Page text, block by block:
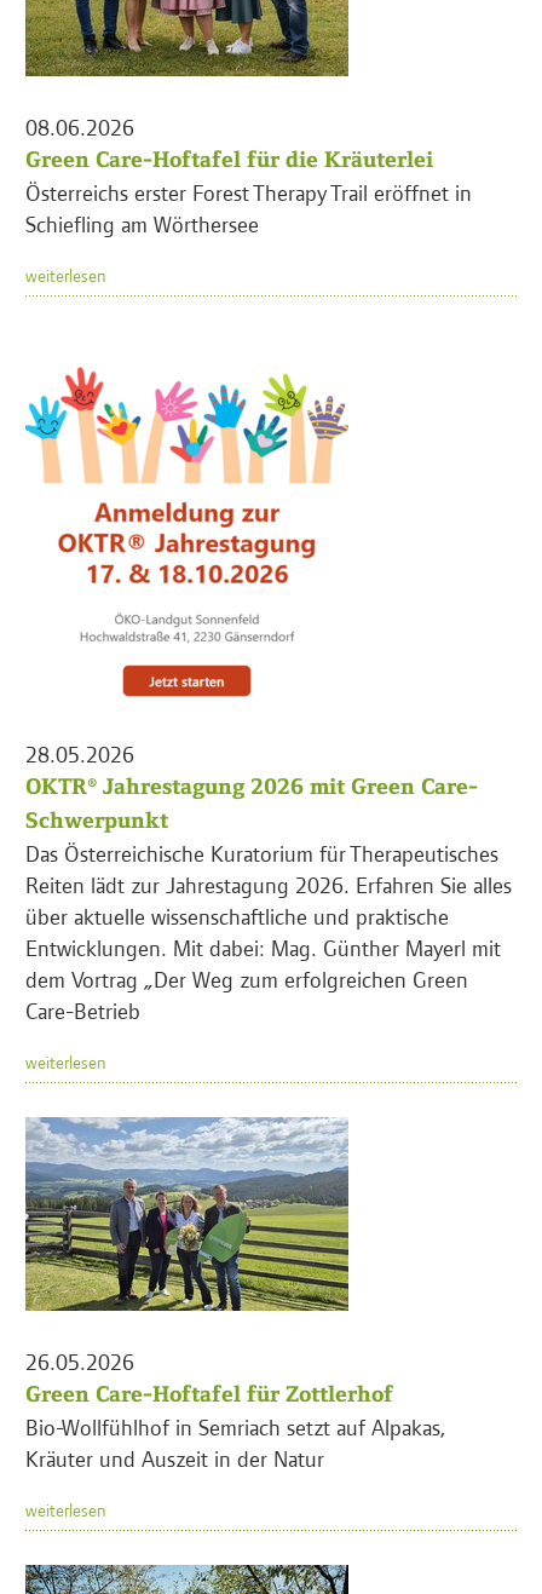
08.06.2026
Green Care-Hoftafel für die Kräuterlei
Österreichs erster Forest Therapy Trail eröffnet in
Schiefling am Wörthersee
weiterlesen
28.05.2026
OKTR® Jahrestagung 2026 mit Green Care-
Schwerpunkt
Das Österreichische Kuratorium für Therapeutisches
Reiten lädt zur Jahrestagung 2026. Erfahren Sie alles
über aktuelle wissenschaftliche und praktische
Entwicklungen. Mit dabei: Mag. Günther Mayerl mit
dem Vortrag „Der Weg zum erfolgreichen Green
Care-Betrieb
weiterlesen
26.05.2026
Green Care-Hoftafel für Zottlerhof
Bio-Wollfühlhof in Semriach setzt auf Alpakas,
Kräuter und Auszeit in der Natur
weiterlesen